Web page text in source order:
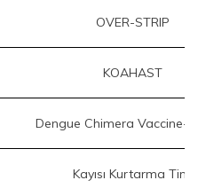
OVER-STRIP
KOAHAST
Dengue Chimera Vaccine-
Kayısı Kurtarma Timi